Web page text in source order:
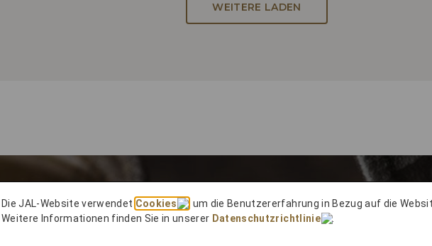
WEITERE LADEN
Die JAL-Website verwendet Cookies
, um die Benutzererfahrung in Bezug auf die
Weitere Informationen finden Sie in unserer Datenschutzrichtlinie .